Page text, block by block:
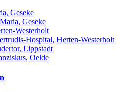
Geseke
Geseke
Westerholt
Hospital, Herten-Westerholt
Lippstadt
Oelde